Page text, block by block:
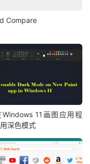
Compare
11画图应用程
深色模式